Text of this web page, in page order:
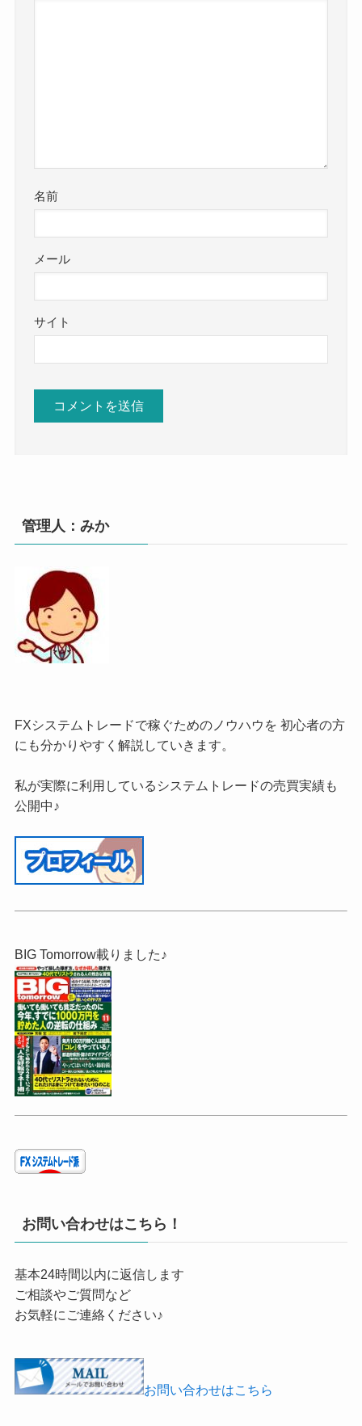
名前
メール
サイト
管理人：みか
FXシステムトレードで稼ぐためのノウハウを 初心者の方
にも分かりやすく解説していきます。
私が実際に利用しているシステムトレードの売買実績も
公開中♪
BIG Tomorrow載りました♪
お問い合わせはこちら！
基本24時間以内に返信します
ご相談やご質問など
お気軽にご連絡ください♪
お問い合わせはこちら